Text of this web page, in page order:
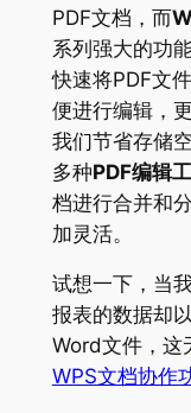
PDF文档，而
系列强大的功
快速将PDF文
便进行编辑，
我们节省存储
多种PDF编辑
档进行合并和
加灵活。
试想一下，当
报表的数据却
Word文件，这
WPS文档协作